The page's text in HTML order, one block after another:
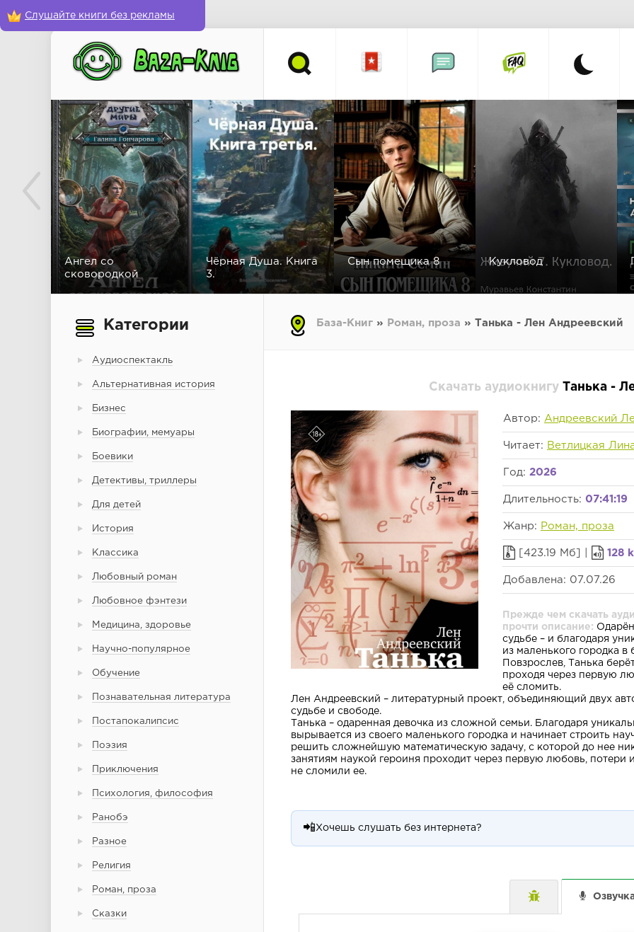
Слушайте книги без рекламы
Ангел со
сковородкой
Чёрная Душа. Книга
3.
Сын помещика 8 Кукловод
Категории
Аудиоспектакль
Альтернативная история
Бизнес
Биографии, мемуары
Боевики
Детективы, триллеры
Для детей
История
Классика
Любовный роман
Любовное фэнтези
Медицина, здоровье
Научно-популярное
Обучение
Познавательная литература
Постапокалипсис
Поэзия
Приключения
Психология, философия
Ранобэ
Разное
Религия
Роман, проза
Сказки
База-Книг » Роман, проза » Танька - Лен Андреевский
Скачать аудиокнигу Танька -
Автор: Андреевский
Читает: Ветлицкая
Год: 2026
Длительность: 07:41:19
Жанр: Роман, проза
[423.19 Мб] | 128
Добавлена: 07.07.26
Прежде чем скачать
прочти описание:
судьбе – и благодаря
из маленького городка
Повзрослев, Танька
проходя через первую
её сломить.
Лен Андреевский – литературный проект, объединяющий двух
судьбе и свободе.
Танька – одаренная девочка из сложной семьи. Благодаря
вырывается из своего маленького городка и начинает строить
решить сложнейшую математическую задачу, с которой до нее
занятиям наукой героиня проходит через первую любовь, потери
не сломили ее.
📲 Хочешь слушать без интернета?